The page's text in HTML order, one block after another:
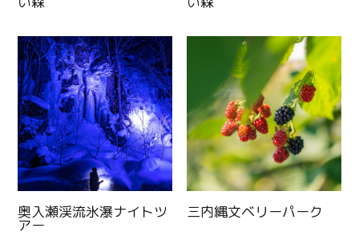
奥入瀬渓流氷瀑ナイトツ
アー
三内縄文ベリーパーク